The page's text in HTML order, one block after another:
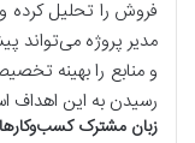
فروش را تحلیل کرده
مدیر پروژه می‌تواند
و منابع را بهینه
رسیدن به این اهداف
زبان مشترک کسب‌وکارها